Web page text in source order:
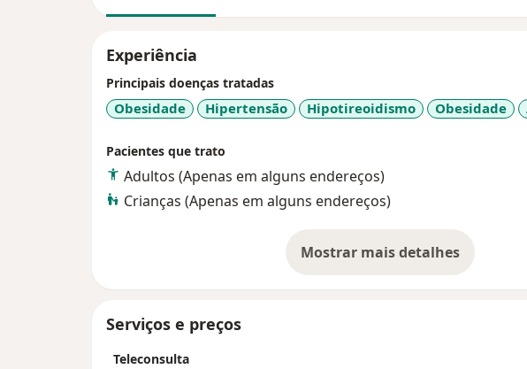
Experiência
Principais doenças tratadas
Obesidade Hipertensão Hipotireoidismo Obesidade
Pacientes que trato
Adultos (Apenas em alguns endereços)
Crianças (Apenas em alguns endereços)
Mostrar mais detalhes
sobre a experiência
Serviços e preços
Teleconsulta